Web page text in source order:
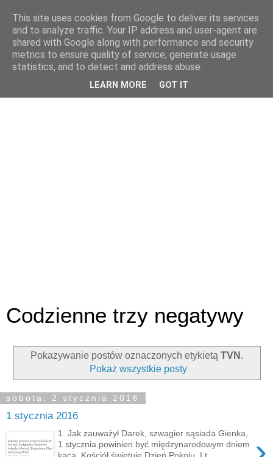
Codzienne trzy negatywy
Pokazywanie postów oznaczonych etykietą TVN .
Pokaż wszystkie posty
sobota, 2 stycznia 2016
1 stycznia 2016
1. Jak zauważył Darek, szwagier sąsiada Gienka,
1 stycznia powinien być międzynarodowym dniem
kaca. Kościół świętuje Dzień Pokoju. I t...
This site uses cookies from Google to deliver its services
and to analyze traffic. Your IP address and user-agent are
shared with Google along with performance and security
metrics to ensure quality of service, generate usage
statistics, and to detect and address abuse.
LEARN MORE GOT IT